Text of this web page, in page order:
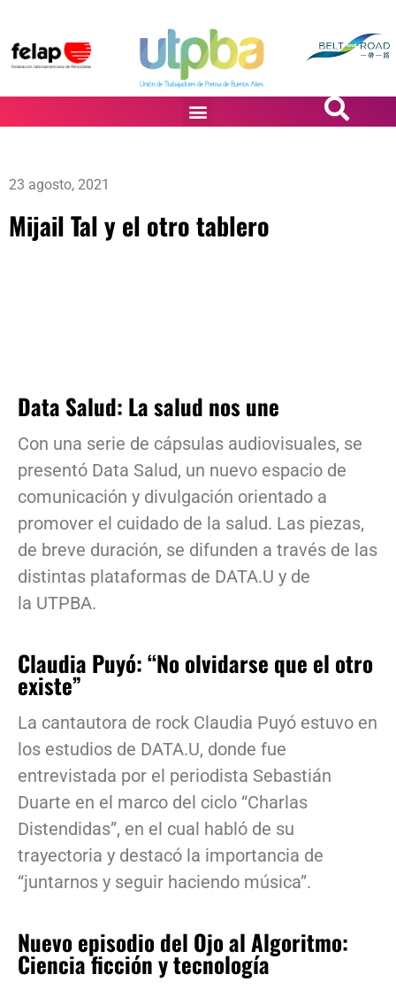
23 agosto, 2021
Mijail Tal y el otro tablero
Data Salud: La salud nos une
Con una serie de cápsulas audiovisuales, se
presentó Data Salud, un nuevo espacio de
comunicación y divulgación orientado a
promover el cuidado de la salud. Las piezas,
de breve duración, se difunden a través de las
distintas plataformas de DATA.U y de
la UTPBA.
Claudia Puyó: “No olvidarse que el otro
existe”
La cantautora de rock Claudia Puyó estuvo en
los estudios de DATA.U, donde fue
entrevistada por el periodista Sebastián
Duarte en el marco del ciclo “Charlas
Distendidas”, en el cual habló de su
trayectoria y destacó la importancia de
“juntarnos y seguir haciendo música”.
Nuevo episodio del Ojo al Algoritmo:
Ciencia ficción y tecnología